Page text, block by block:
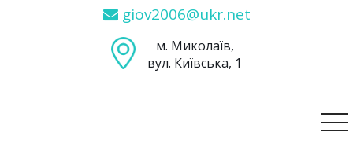
giov2006@ukr.net
м. Миколаїв,
вул. Київська, 1